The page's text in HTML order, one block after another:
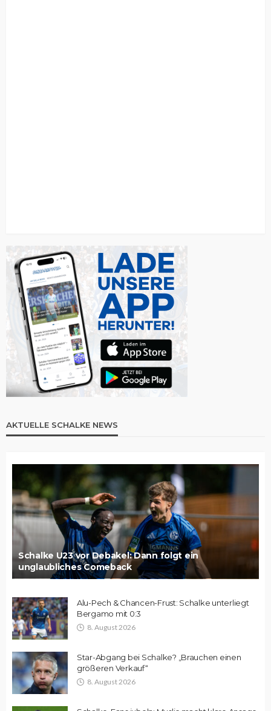
AKTUELLE SCHALKE NEWS
Schalke U23 vor Debakel: Dann folgt ein
unglaubliches Comeback
Alu-Pech & Chancen-Frust: Schalke unterliegt
Bergamo mit 0:3
8. August 2026
Star-Abgang bei Schalke? „Brauchen einen
größeren Verkauf“
8. August 2026